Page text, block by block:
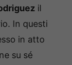
il
In questi
in atto
su sé